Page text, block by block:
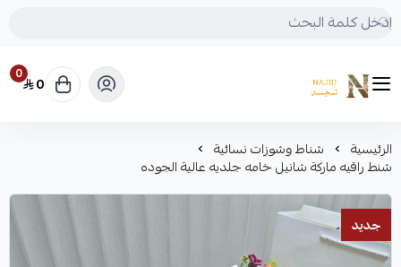
متجر نجد
0 0
الرئيسية شناط وشوزات نسائية
شنط راقيه ماركة شانيل خامه جلديه عالية الجوده
جديد